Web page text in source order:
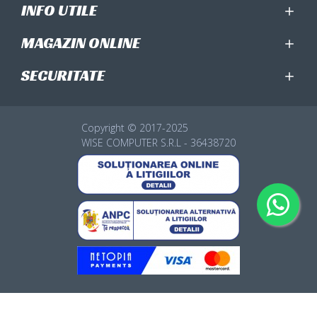
INFO UTILE
MAGAZIN ONLINE
SECURITATE
Copyright © 2017-2025
WISE COMPUTER S.R.L - 36438720